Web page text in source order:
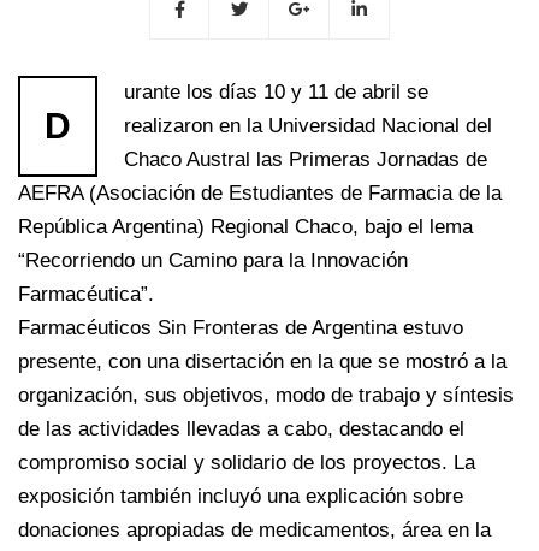
D
urante los días 10 y 11 de abril se
realizaron en la Universidad Nacional del
Chaco Austral las Primeras Jornadas de
AEFRA (Asociación de Estudiantes de Farmacia de la
República Argentina) Regional Chaco, bajo el lema
“Recorriendo un Camino para la Innovación
Farmacéutica”.
Farmacéuticos Sin Fronteras de Argentina estuvo
presente, con una disertación en la que se mostró a la
organización, sus objetivos, modo de trabajo y síntesis
de las actividades llevadas a cabo, destacando el
compromiso social y solidario de los proyectos. La
exposición también incluyó una explicación sobre
donaciones apropiadas de medicamentos, área en la